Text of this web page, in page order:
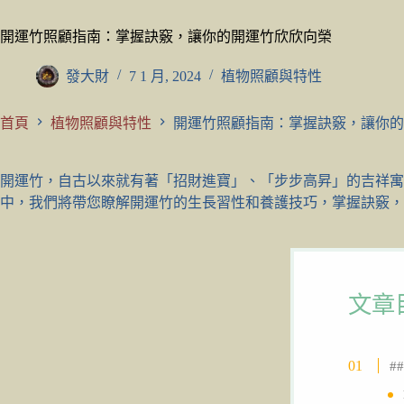
開運竹照顧指南：掌握訣竅，讓你的開運竹欣欣向榮
發大財 7 1 月, 2024 植物照顧與特性
首頁 植物照顧與特性 開運竹照顧指南：掌握訣竅，讓你
開運竹，自古以來就有著「招財進寶」、「步步高昇」的吉祥
中，我們將帶您瞭解開運竹的生長習性和養護技巧，掌握訣竅
文章